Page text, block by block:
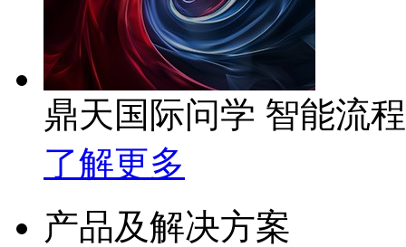
鼎天国际问学 智能流
了解更多
产品及解决方案